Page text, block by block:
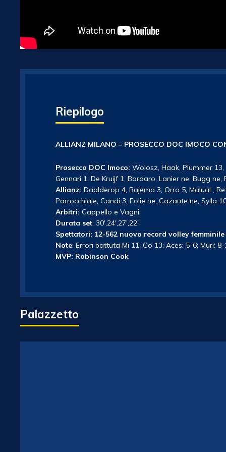
Riepilogo
ALLIANZ MILANO – PROSECCO DOC IMOCO
Prosecco DOC Imoco: Wolosz, Haak, Plummer
Gennari 1, De Kruijf 1, Bardaro, Lanier ne, Bugg ne,
Allianz: Daalderop 4, Bajema 3, Orro 5, Malual ,
Parrocchiale, Candi 3, Folie ne, Cazaute ne, Sylla
Arbitri: Cappello e Vagni
Durata set: 30′,24′,27′,22′
Spettatori: 12-562 nuovo record volley
Note: Errori battuta Mi 11, Co 13; Aces: 5-6; Muri:
MVP: Robinson Cook
Palazzetto